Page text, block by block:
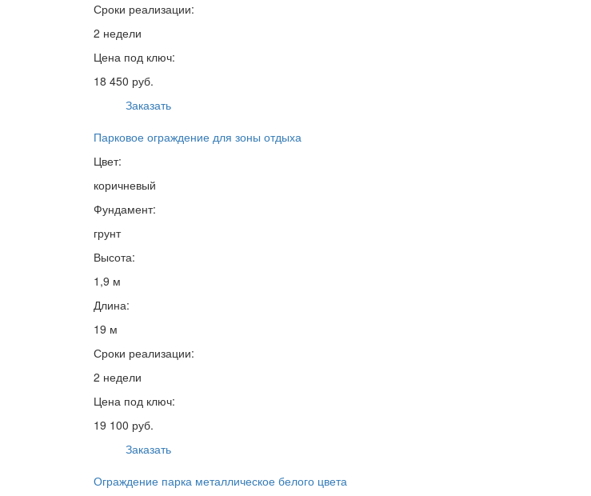
Сроки реализации:
2 недели
Цена под ключ:
18 450 руб.
Заказать
Парковое ограждение для зоны отдыха
Цвет:
коричневый
Фундамент:
грунт
Высота:
1,9 м
Длина:
19 м
Сроки реализации:
2 недели
Цена под ключ:
19 100 руб.
Заказать
Ограждение парка металлическое белого цвета